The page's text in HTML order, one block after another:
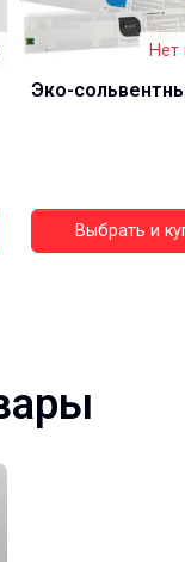
Нет
Эко-
Выбрать и